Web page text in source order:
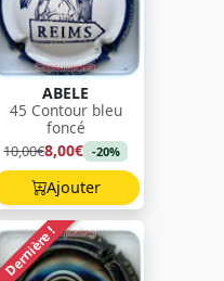
ABELE
45 Contour bleu
foncé
10,00€8,00€ -20%
Ajouter
Dernière !